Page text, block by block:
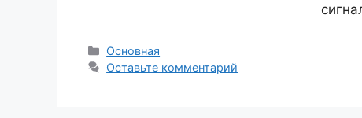
Рубрики
Основная
Оставьте комментарий